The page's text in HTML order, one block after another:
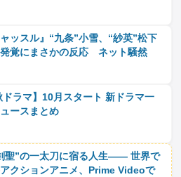
ャッスル』“九条”小雪、“紗英”松下
覚にまさかの反応 ネット騒然
ドラマ】10月スタート 新ドラマ一
ースまとめ
聖”の一太刀に宿る人生―― 世界で
クションアニメ、Prime Videoで